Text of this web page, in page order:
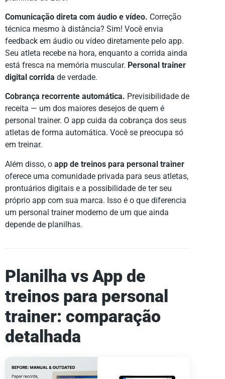
Comunicação direta com áudio e vídeo. Correção
técnica mesmo à distância? Sim! Você envia
feedback em áudio ou vídeo diretamente pelo app.
Seu atleta recebe na hora, enquanto a corrida ainda
está fresca na memória muscular. Personal trainer
digital corrida de verdade.
Cobrança recorrente automática. Previsibilidade de
receita — um dos maiores desejos de quem é
personal trainer. O app cuida da cobrança dos seus
atletas de forma automática. Você se preocupa só
em treinar.
Além disso, o app de treinos para personal trainer
oferece uma comunidade privada para seus atletas,
prontuários digitais e a possibilidade de ter seu
próprio app com sua marca. Isso é o que diferencia
um personal trainer moderno de um que ainda
depende de planilhas.
Planilha vs App de
treinos para personal
trainer: comparação
detalhada